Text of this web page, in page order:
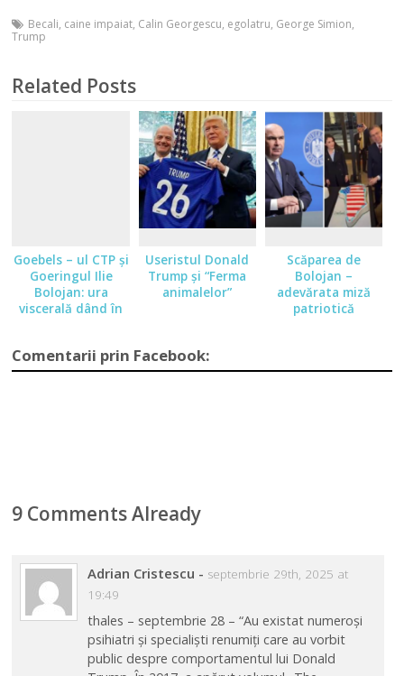
Becali, caine impaiat, Calin Georgescu, egolatru, George Simion,
Trump
Related Posts
Goebels – ul CTP şi
Goeringul Ilie
Bolojan: ura
viscerală dând în
Useristul Donald
Trump şi “Ferma
animalelor”
Scăparea de
Bolojan –
adevărata miză
patriotică
Comentarii prin Facebook:
9 Comments Already
Adrian Cristescu - septembrie 29th, 2025 at
19:49
thales – septembrie 28 – “Au existat numeroși
psihiatri și specialiști renumiți care au vorbit
public despre comportamentul lui Donald